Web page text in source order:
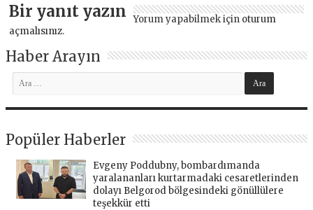
Bir yanıt yazın Yorum yapabilmek için oturum
açmalısınız.
Haber Arayın
Popüler Haberler
Evgeny Poddubny, bombardımanda
yaralananları kurtarmadaki cesaretlerinden
dolayı Belgorod bölgesindeki gönüllülere
teşekkür etti